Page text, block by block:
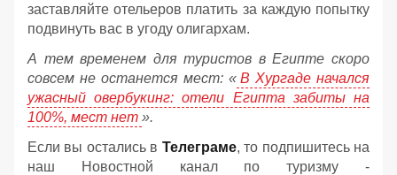
заставляйте отельеров платить за каждую попытку
подвинуть вас в угоду олигархам.
А тем временем для туристов в Египте скоро
совсем не останется мест: « В Хургаде начался
ужасный овербукинг: отели Египта забиты на
100%, мест нет ».
Если вы остались в Телеграме, то подпишитесь на
наш Новостной канал по туризму -